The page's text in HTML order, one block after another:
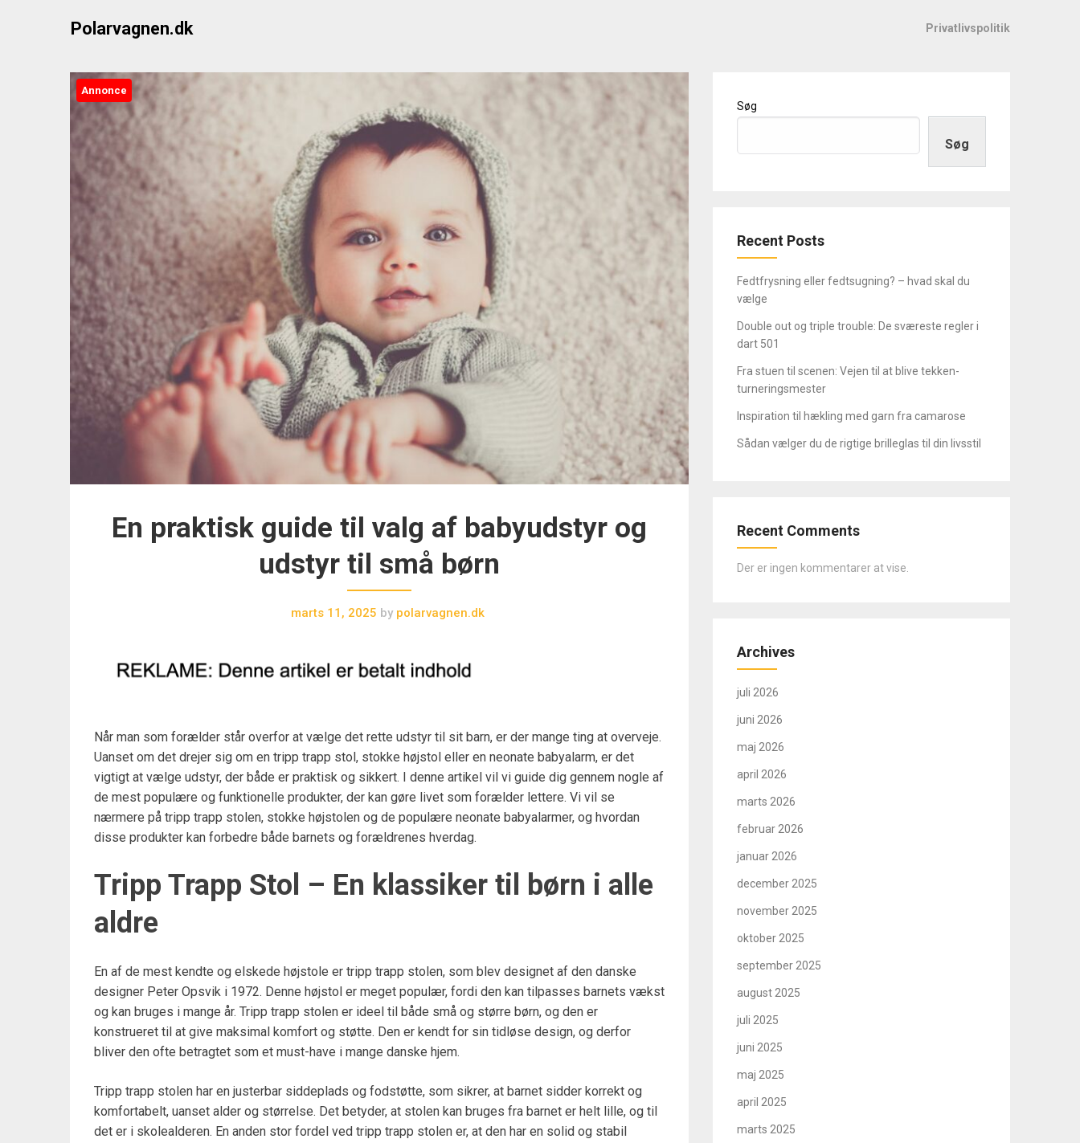
Polarvagnen.dk Privatlivspolitik
Annonce
En praktisk guide til valg af babyudstyr og
udstyr til små børn
marts 11, 2025 bypolarvagnen.dk
Når man som forælder står overfor at vælge det rette udstyr til sit barn, er der mange ting at overveje.
Uanset om det drejer sig om en tripp trapp stol, stokke højstol eller en neonate babyalarm, er det
vigtigt at vælge udstyr, der både er praktisk og sikkert. I denne artikel vil vi guide dig gennem nogle af
de mest populære og funktionelle produkter, der kan gøre livet som forælder lettere. Vi vil se
nærmere på tripp trapp stolen, stokke højstolen og de populære neonate babyalarmer, og hvordan
disse produkter kan forbedre både barnets og forældrenes hverdag.
Tripp Trapp Stol – En klassiker til børn i alle
aldre
En af de mest kendte og elskede højstole er tripp trapp stolen, som blev designet af den danske
designer Peter Opsvik i 1972. Denne højstol er meget populær, fordi den kan tilpasses barnets vækst
og kan bruges i mange år. Tripp trapp stolen er ideel til både små og større børn, og den er
konstrueret til at give maksimal komfort og støtte. Den er kendt for sin tidløse design, og derfor
bliver den ofte betragtet som et must-have i mange danske hjem.
Tripp trapp stolen har en justerbar siddeplads og fodstøtte, som sikrer, at barnet sidder korrekt og
komfortabelt, uanset alder og størrelse. Det betyder, at stolen kan bruges fra barnet er helt lille, og til
det er i skolealderen. En anden stor fordel ved tripp trapp stolen er, at den har en solid og stabil
Søg
Søg
Recent Posts
Fedtfrysning eller fedtsugning? – hvad skal du
vælge
Double out og triple trouble: De sværeste regler i
dart 501
Fra stuen til scenen: Vejen til at blive tekken-
turneringsmester
Inspiration til hækling med garn fra camarose
Sådan vælger du de rigtige brilleglas til din livsstil
Recent Comments
Der er ingen kommentarer at vise.
Archives
juli 2026
juni 2026
maj 2026
april 2026
marts 2026
februar 2026
januar 2026
december 2025
november 2025
oktober 2025
september 2025
august 2025
juli 2025
juni 2025
maj 2025
april 2025
marts 2025